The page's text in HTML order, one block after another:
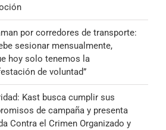
por corredores de transporte:
sesionar mensualmente,
hoy solo tenemos la
de voluntad”
Kast busca cumplir sus
de campaña y presenta
Contra el Crimen Organizado y